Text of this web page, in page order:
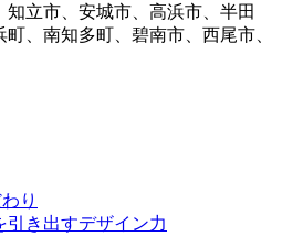
立市、安城市、高浜市、半田
、南知多町、碧南市、西尾市、
り
引き出すデザイン力